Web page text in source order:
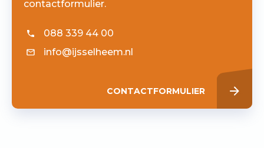
contactformulier.
088 339 44 00
info@ijsselheem.nl
CONTACTFORMULIER